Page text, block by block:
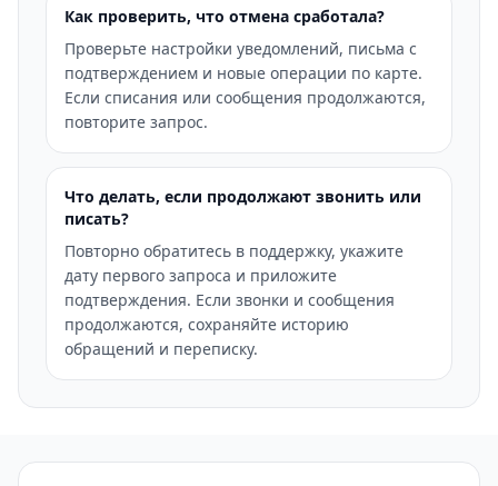
Как проверить, что отмена сработала?
Проверьте настройки уведомлений, письма с
подтверждением и новые операции по карте.
Если списания или сообщения продолжаются,
повторите запрос.
Что делать, если продолжают звонить или
писать?
Повторно обратитесь в поддержку, укажите
дату первого запроса и приложите
подтверждения. Если звонки и сообщения
продолжаются, сохраняйте историю
обращений и переписку.